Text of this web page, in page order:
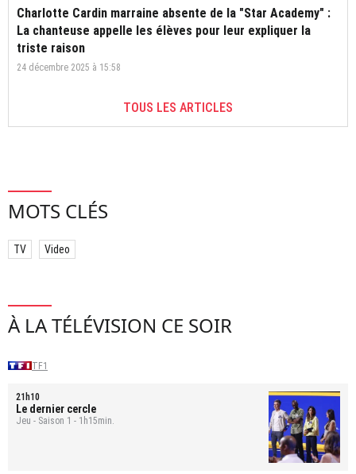
Charlotte Cardin marraine absente de la "Star Academy" :
La chanteuse appelle les élèves pour leur expliquer la
triste raison
24 décembre 2025 à 15:58
TOUS LES ARTICLES
MOTS CLÉS
TV Video
À LA TÉLÉVISION CE SOIR
TF1
21h10
Le dernier cercle
Jeu - Saison 1 - 1h15min.